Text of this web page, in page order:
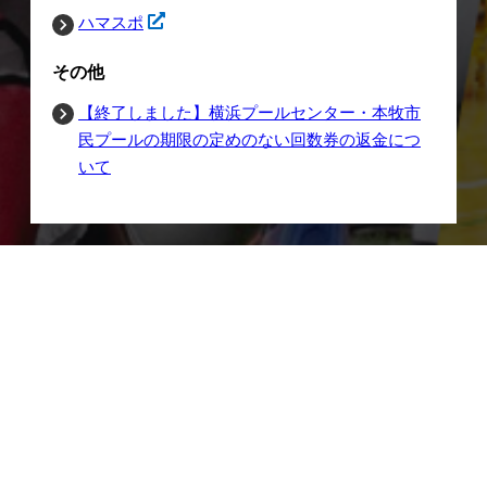
ハマスポ
その他
【終了しました】横浜プールセンター・本牧市
民プールの期限の定めのない回数券の返金につ
いて